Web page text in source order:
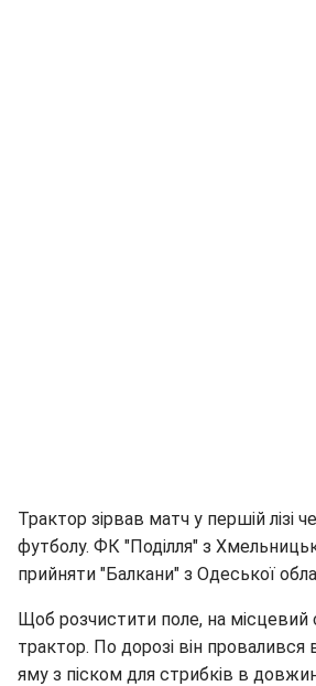
Трактор зірвав матч у першій лізі
футболу. ФК "Поділля" з
прийняти "Балкани" з Одеської
Щоб розчистити поле, на місцевий
трактор. По дорозі він провалився
яму з піском для стрибків в